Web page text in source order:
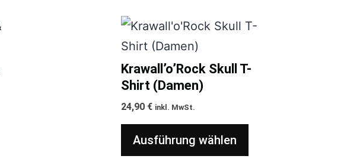
Krawall’o’Rock Skull T-
Shirt (Damen)
24,90 € inkl. MwSt.
Ausführung wählen